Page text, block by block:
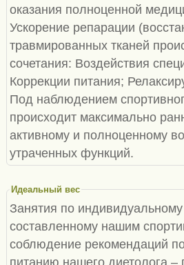
оказания полноценной
Ускорение репарации
травмированных тканей
сочетания: Воздействия
Коррекции питания;
Под наблюдением
происходит максимально
активному и полноценному
утраченных функций.
Идеальный вес
Занятия по
составленному нашим спортивным врачом, и
соблюдение рекомендаций
питанию нашего диетолога –